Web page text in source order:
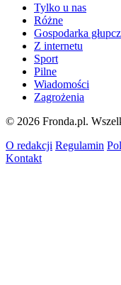
Tylko u nas
Różne
Gospodarka
Z internetu
Sport
Pilne
Wiadomości
Zagrożenia
© 2026 Fronda.pl.
O redakcji Regulamin
Kontakt